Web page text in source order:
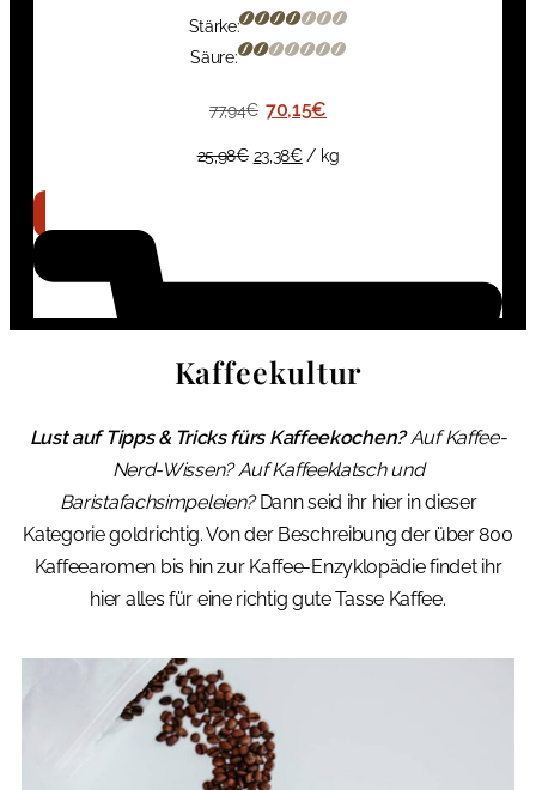
Stärke:
Säure:
77,94€ 70,15€
25,98€ 23,38€/ kg
Kaffeekultur
Lust auf Tipps & Tricks fürs Kaffeekochen? Auf Kaffee-
Nerd-Wissen? Auf Kaffeeklatsch und
Baristafachsimpeleien? Dann seid ihr hier in dieser
Kategorie goldrichtig. Von der Beschreibung der über 800
Kaffeearomen bis hin zur Kaffee-Enzyklopädie findet ihr
hier alles für eine richtig gute Tasse Kaffee.